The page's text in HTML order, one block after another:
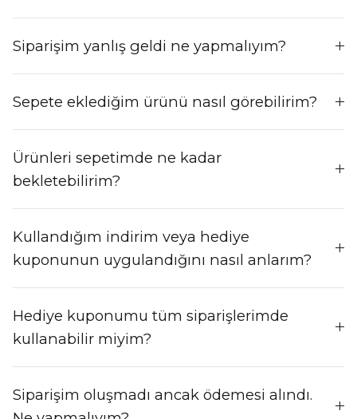
Siparişim yanlış geldi ne yapmalıyım?
Sepete eklediğim ürünü nasıl görebilirim?
Ürünleri sepetimde ne kadar
bekletebilirim?
Kullandığım indirim veya hediye
kuponunun uygulandığını nasıl anlarım?
Hediye kuponumu tüm siparişlerimde
kullanabilir miyim?
Siparişim oluşmadı ancak ödemesi alındı.